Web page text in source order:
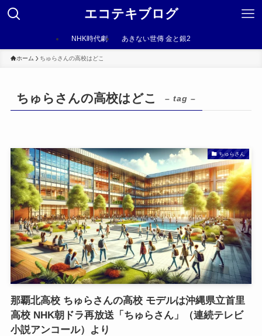
エコテキブログ
NHK時代劇 あきない世傳 金と銀2
ホーム ちゅらさんの高校はどこ
ちゅらさんの高校はどこ – tag –
ちゅらさん
那覇北高校 ちゅらさんの高校 モデルは沖縄県立首里
高校 NHK朝ドラ再放送「ちゅらさん」（連続テレビ
小説アンコール）より